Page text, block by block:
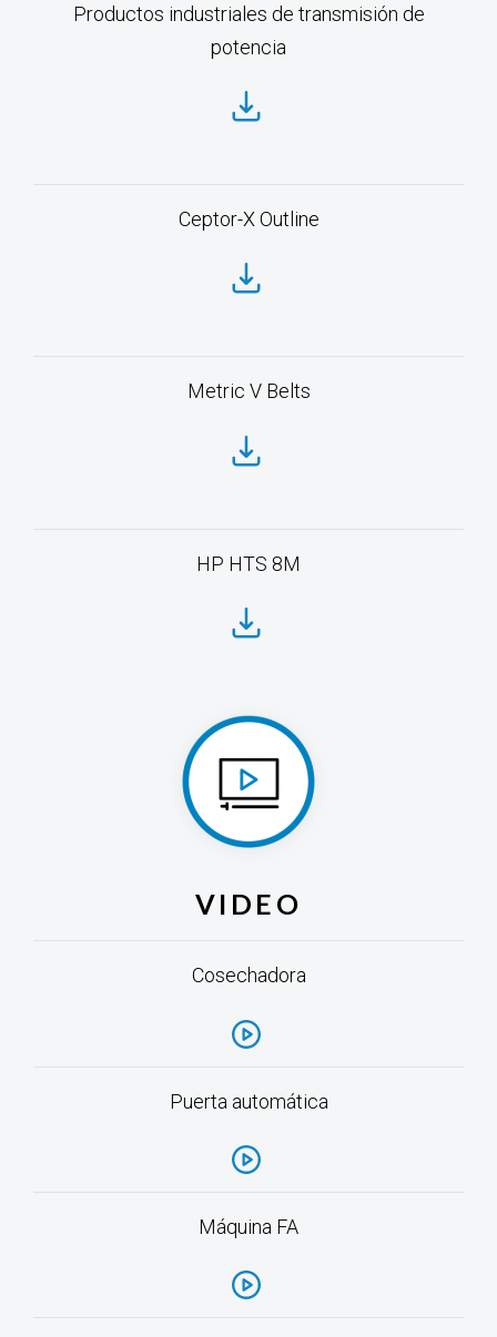
Productos industriales de transmisión de
potencia
Ceptor-X Outline
Metric V Belts
HP HTS 8M
VIDEO
Cosechadora
Puerta automática
Máquina FA